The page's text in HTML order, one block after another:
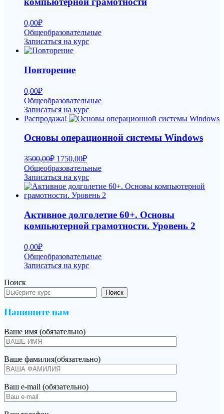
0,00₽
Общеобразовательные
Записаться на курс
Повторение
0,00₽
Общеобразовательные
Записаться на курс
Распродажа!
Основы операционной системы Windows
3500,00₽ Первоначальная
цена
составляла
3500,00₽.
1750,00₽Текущая
цена:
1750,00₽.
Общеобразовательные
Записаться на курс
Активное долголетие 60+. Основы
компьютерной грамотности. Уровень 2
0,00₽
Общеобразовательные
Записаться на курс
Поиск
Поиск
Напишите нам
Ваше имя (обязательно)
Ваше фамилия(обязательно)
Ваш e-mail (обязательно)